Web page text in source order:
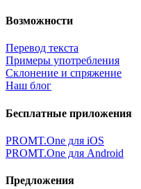
Возможности
Перевод текста
Примеры употребления
Склонение и спряжение
Наш блог
Бесплатные приложения
PROMT.One для iOS
PROMT.One для Android
Предложения